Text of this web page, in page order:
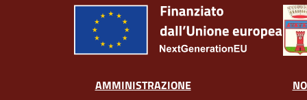
AMMINISTRAZIONE